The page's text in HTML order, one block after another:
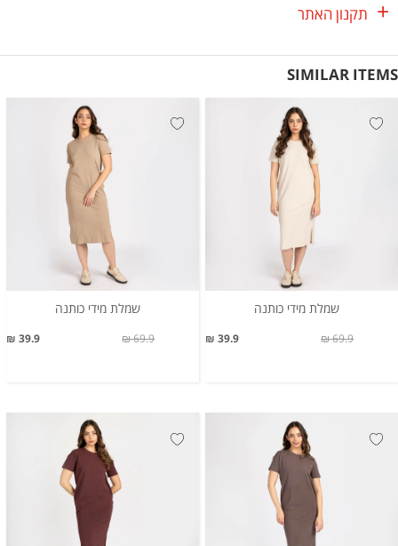
תקנון האתר
SIMILAR ITEMS
שמלת מידי כותנה
39.9 ₪ 69.9 ₪
שמלת מידי כותנה
39.9 ₪ 69.9 ₪